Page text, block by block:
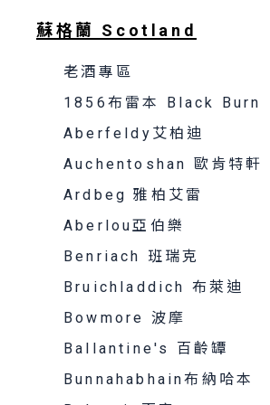
蘇格蘭 Scotland
老酒專區
1856布雷本 Black Burn
Aberfeldy艾柏迪
Auchentoshan 歐肯特軒
Ardbeg 雅柏艾雷
Aberlou亞伯樂
Benriach 班瑞克
Bruichladdich 布萊迪
Bowmore 波摩
Ballantine's 百齡罈
Bunnahabhain布納哈本